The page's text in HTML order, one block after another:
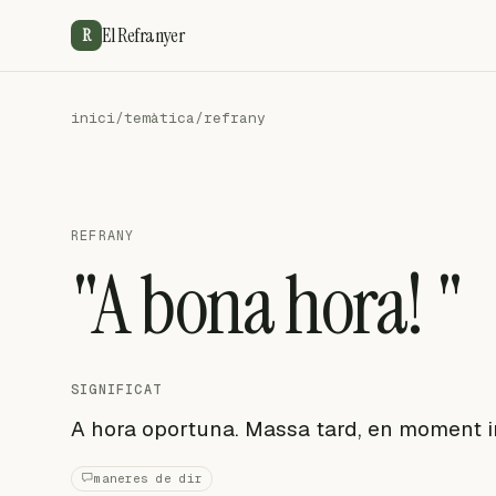
R El Refranyer
inici/temàtica/refrany
REFRANY
"A bona hora! "
SIGNIFICAT
A hora oportuna. Massa tard, en moment
maneres de dir